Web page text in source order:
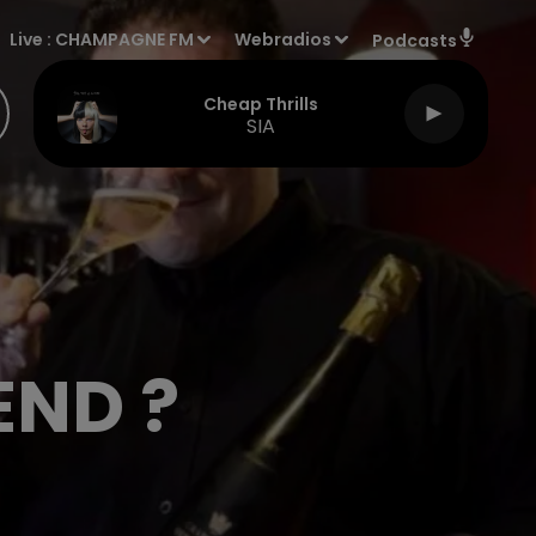
Live : CHAMPAGNE FM Webradios Podcasts
Cheap Thrills
SIA
?